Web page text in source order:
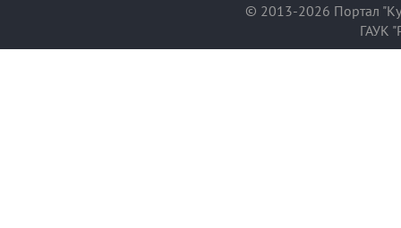
© 2013-2026 Портал
ГАУК